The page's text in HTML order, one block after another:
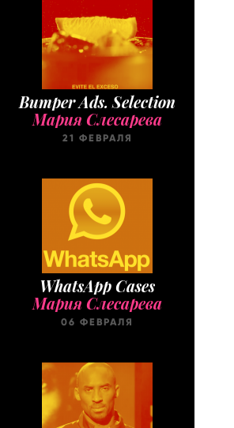
Bumper Ads. Selection
Мария Слесарева
21 ФЕВРАЛЯ
WhatsApp Cases
Мария Слесарева
06 ФЕВРАЛЯ